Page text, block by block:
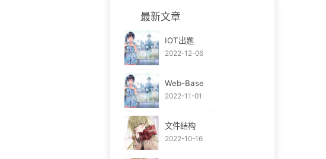
最新文章
IOT出题
2022-12-06
Web-Base
2022-11-01
文件结构
2022-10-16